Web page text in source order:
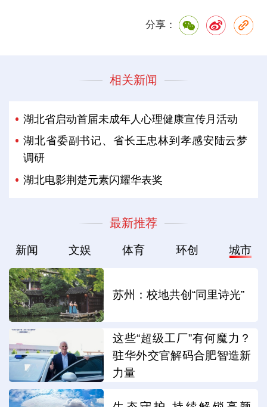
分享：
相关新闻
湖北省启动首届未成年人心理健康宣传月活动
湖北省委副书记、省长王忠林到孝感安陆云梦
调研
湖北电影荆楚元素闪耀华表奖
最新推荐
新闻 文娱 体育 环创 城市
苏州：校地共创“同里诗光”
这些“超级工厂”有何魔力？
驻华外交官解码合肥智造新
力量